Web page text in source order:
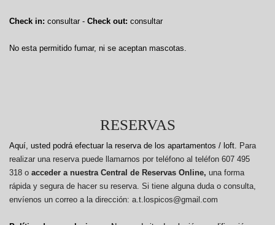
Check in: consultar - Check out: consultar
No esta permitido fumar, ni se aceptan mascotas.
RESERVAS
Aquí, usted podrá efectuar la reserva de los apartamentos / loft. Para
realizar una reserva puede llamarnos por teléfono al teléfon 607 495
318 o acceder a nuestra Central de Reservas Online, una forma
rápida y segura de hacer su reserva. Si tiene alguna duda o consulta,
envíenos un correo a la dirección: a.t.lospicos@gmail.com